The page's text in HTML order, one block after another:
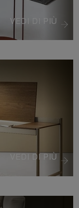
VEDI DI PIÙ
VEDI DI PIÙ